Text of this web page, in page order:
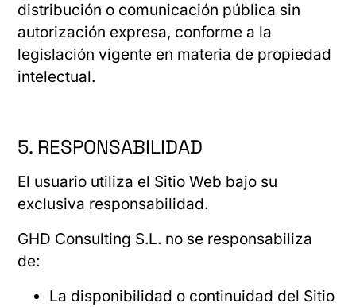
distribución o comunicación pública sin
autorización expresa, conforme a la
legislación vigente en materia de propiedad
intelectual.
5. RESPONSABILIDAD
El usuario utiliza el Sitio Web bajo su
exclusiva responsabilidad.
GHD Consulting S.L. no se responsabiliza
de:
La disponibilidad o continuidad del Sitio